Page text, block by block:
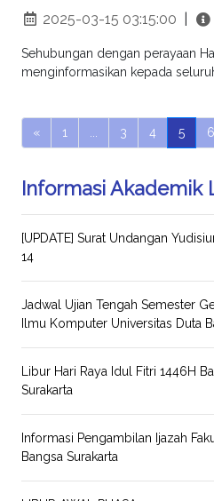
2025-03-15 03:15:00
Sehubungan dengan perayaan
menginformasikan kepada
« 1 3 4 5 6
Informasi Akademik
[UPDATE] Surat Undangan
14
Jadwal Ujian Tengah Semester
Ilmu Komputer Universitas Duta
Libur Hari Raya Idul Fitri 1446H
Surakarta
Informasi Pengambilan Ijazah
Bangsa Surakarta